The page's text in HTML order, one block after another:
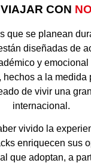
CON
que se planean
diseñadas de
y emocional
hechos a la medida
de vivir una
internacional.
vivido la
enriquecen sus
que adoptan, a